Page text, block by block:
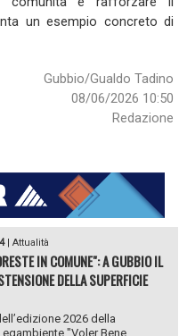
un esempio concreto di
Gubbio/Gualdo Tadino
08/06/2026 10:50
Redazione
| Attualità
IN COMUNE": A GUBBIO IL
DELLA SUPERFICIE
2026 della
"Voler Bene